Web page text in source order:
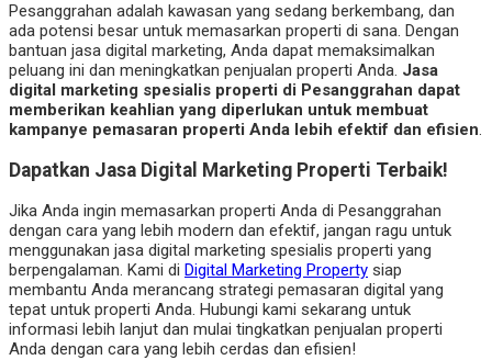
Pesanggrahan adalah kawasan yang sedang berkembang, dan
ada potensi besar untuk memasarkan properti di sana. Dengan
bantuan jasa digital marketing, Anda dapat memaksimalkan
peluang ini dan meningkatkan penjualan properti Anda. Jasa
digital marketing spesialis properti di Pesanggrahan dapat
memberikan keahlian yang diperlukan untuk membuat
kampanye pemasaran properti Anda lebih efektif dan efisien.
Dapatkan Jasa Digital Marketing Properti Terbaik!
Jika Anda ingin memasarkan properti Anda di Pesanggrahan
dengan cara yang lebih modern dan efektif, jangan ragu untuk
menggunakan jasa digital marketing spesialis properti yang
berpengalaman. Kami di Digital Marketing Property siap
membantu Anda merancang strategi pemasaran digital yang
tepat untuk properti Anda. Hubungi kami sekarang untuk
informasi lebih lanjut dan mulai tingkatkan penjualan properti
Anda dengan cara yang lebih cerdas dan efisien!